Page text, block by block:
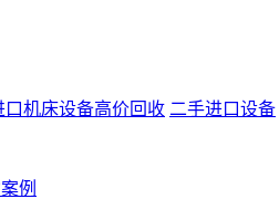
口机床设备高价回收 二手进口设备
例